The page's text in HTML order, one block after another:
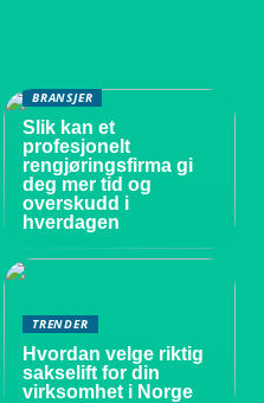
BRANSJER
Slik kan et
profesjonelt
rengjøringsfirma gi
deg mer tid og
overskudd i
hverdagen
TRENDER
Hvordan velge riktig
sakselift for din
virksomhet i Norge